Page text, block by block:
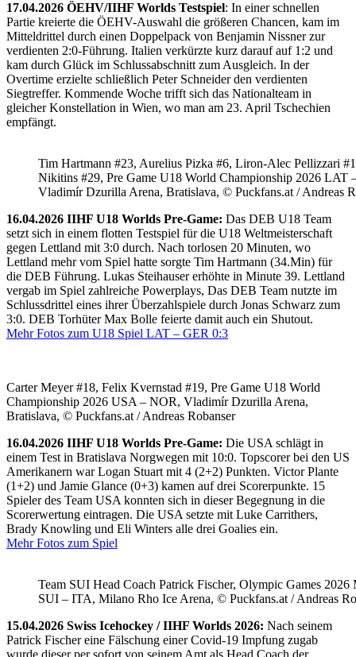
17.04.2026 ÖEHV/IIHF Worlds Testspiel: In einer schnellen
Partie kreierte die ÖEHV-Auswahl die größeren Chancen, kam im
Mitteldrittel durch einen Doppelpack von Benjamin Nissner zur
verdienten 2:0-Führung. Italien verkürzte kurz darauf auf 1:2 und
kam durch Glück im Schlussabschnitt zum Ausgleich. In der
Overtime erzielte schließlich Peter Schneider den verdienten
Siegtreffer. Kommende Woche trifft sich das Nationalteam in
gleicher Konstellation in Wien, wo man am 23. April Tschechien
empfängt.
Tim Hartmann #23, Aurelius Pizka #6, Liron-Alec Pellizzari
Nikitins #29, Pre Game U18 World Championship 2026 LAT
Vladimír Dzurilla Arena, Bratislava, © Puckfans.at / Andreas
16.04.2026 IIHF U18 Worlds Pre-Game: Das DEB U18 Team
setzt sich in einem flotten Testspiel für die U18 Weltmeisterschaft
gegen Lettland mit 3:0 durch. Nach torlosen 20 Minuten, wo
Lettland mehr vom Spiel hatte sorgte Tim Hartmann (34.Min) für
die DEB Führung. Lukas Steihauser erhöhte in Minute 39. Lettland
vergab im Spiel zahlreiche Powerplays, Das DEB Team nutzte im
Schlussdrittel eines ihrer Überzahlspiele durch Jonas Schwarz zum
3:0. DEB Torhüter Max Bolle feierte damit auch ein Shutout.
Mehr Fotos zum U18 Spiel LAT – GER 0:3
Carter Meyer #18, Felix Kvernstad #19, Pre Game U18 World
Championship 2026 USA – NOR, Vladimír Dzurilla Arena,
Bratislava, © Puckfans.at / Andreas Robanser
16.04.2026 IIHF U18 Worlds Pre-Game: Die USA schlägt in
einem Test in Bratislava Norgwegen mit 10:0. Topscorer bei den US
Amerikanern war Logan Stuart mit 4 (2+2) Punkten. Victor Plante
(1+2) und Jamie Glance (0+3) kamen auf drei Scorerpunkte. 15
Spieler des Team USA konnten sich in dieser Begegnung in die
Scorerwertung eintragen. Die USA setzte mit Luke Carrithers,
Brady Knowling und Eli Winters alle drei Goalies ein.
Mehr Fotos zum Spiel
Team SUI Head Coach Patrick Fischer, Olympic Games 2026
SUI – ITA, Milano Rho Ice Arena, © Puckfans.at / Andreas
15.04.2026 Swiss Icehockey / IIHF Worlds 2026: Nach seinem
Patrick Fischer eine Fälschung einer Covid-19 Impfung zugab